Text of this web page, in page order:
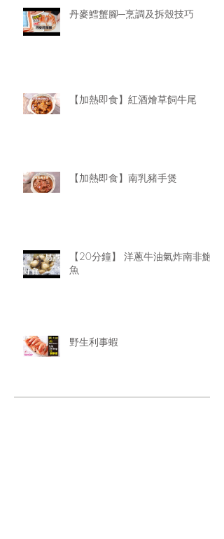
丹麥鱈蟹腳─烹調及拆殼技巧
【加熱即食】紅酒燴草飼牛尾
【加熱即食】南乳豬手煲
【20分鐘】 洋蔥牛油氣炸南非鮑
魚
野生利事蝦